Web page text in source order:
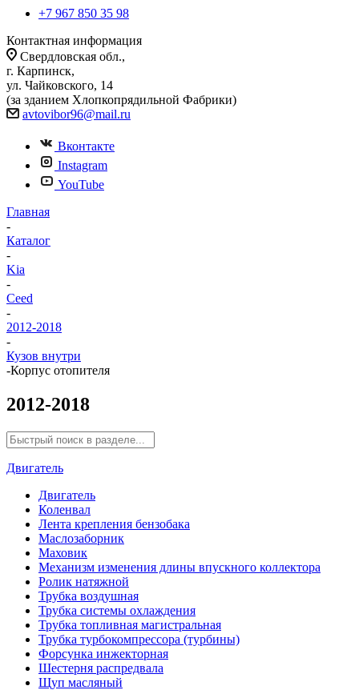
+7 967 850 35 98
Контактная информация
Свердловская обл.,
г. Карпинск,
ул. Чайковского, 14
(за зданием Хлопкопрядильной Фабрики)
avtovibor96@mail.ru
Вконтакте
Instagram
YouTube
Главная
-
Каталог
-
Kia
-
Ceed
-
2012-2018
-
Кузов внутри
-Корпус отопителя
2012-2018
Двигатель
Двигатель
Коленвал
Лента крепления бензобака
Маслозаборник
Маховик
Механизм изменения длины впускного коллектора
Ролик натяжной
Трубка воздушная
Трубка системы охлаждения
Трубка топливная магистральная
Трубка турбокомпрессора (турбины)
Форсунка инжекторная
Шестерня распредвала
Щуп масляный